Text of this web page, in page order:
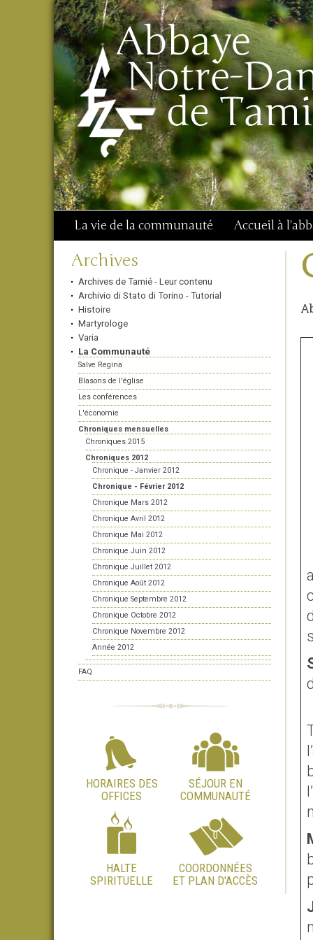
Aller
au
contenu.
|
Aller
à
navigation
Outils
personnels
Chercher par
Recherche
avancée…
La vie de la communauté Accueil à
Navigation
Archives
Archives de Tamié - Leur contenu
Archivio di Stato di Torino - Tutorial
Histoire
Martyrologe
Varia
La Communauté
Salve Regina
Blasons de l'église
Les conférences
L'économie
Chroniques mensuelles
Chroniques 2015
Chroniques 2012
Chronique - Janvier 2012
Chronique - Février 2012
Chronique Mars 2012
Chronique Avril 2012
Chronique Mai 2012
Chronique Juin 2012
Chronique Juillet 2012
Chronique Août 2012
Chronique Septembre 2012
Chronique Octobre 2012
Chronique Novembre 2012
Année 2012
FAQ
HORAIRES DES
OFFICES
SÉJOUR EN
COMMUNAUTÉ
HALTE
SPIRITUELLE
COORDONNÉES
ET PLAN D'ACCÈS